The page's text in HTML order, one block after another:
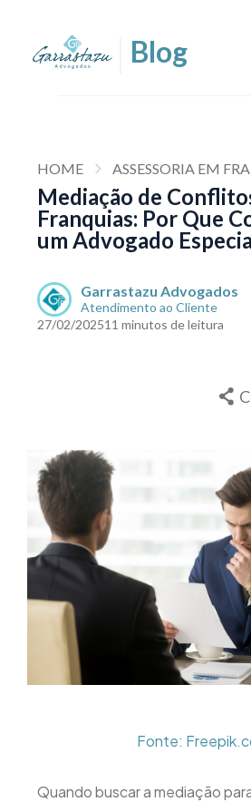
HOME ASSESSORIA EM
Mediação de
Franquias: Por Que
um Advogado
Garrastazu Advogados
Atendimento ao Cliente
27/02/202511 minutos de leitura
Fonte:
Quando buscar a mediação